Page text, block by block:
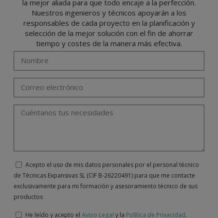
correo electrónicoinfo@indexfix.com.
la mejor aliada para que todo encaje a la perfección.
Nuestros ingenieros y técnicos apoyarán a los
responsables de cada proyecto en la planificación y
selección de la mejor solución con el fin de ahorrar
tiempo y costes de la manera más efectiva.
Acepto el uso de mis datos personales por el personal técnico
de Técnicas Expansivas SL (CIF B-26220491) para que me contacte
exclusivamente para mi formación y asesoramiento técnico de sus
productos
He leído y acepto el Aviso Legal y la Política de Privacidad.